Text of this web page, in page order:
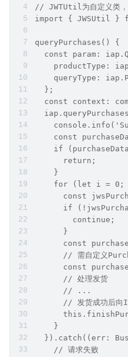
// JWTUtil为自定义类，
import { JWSUtil }
queryPurchases() {
const param:
productType:
queryType:
  };
const context:
const
if
      return;
    }
for (let i = 0;
const
if
        continue;
      }
const
// 需自定义
const
      // 处理发货
      // ...
// 发货成功后向
    }
}).catch((err:
    // 请求失败